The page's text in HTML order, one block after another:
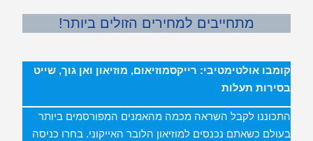
מתחייבים למחירים הזולים ביותר!
קומבו אולטימטיבי: רייקסמוזיאום, מוזיאון ואן גוך, שייט
בסירות תעלות
התכוננו לקבל השראה מכמה מהאמנים המפורסמים ביותר
בעולם כשאתם נכנסים למוזיאון הלובר האייקוני. בחרו כניסה